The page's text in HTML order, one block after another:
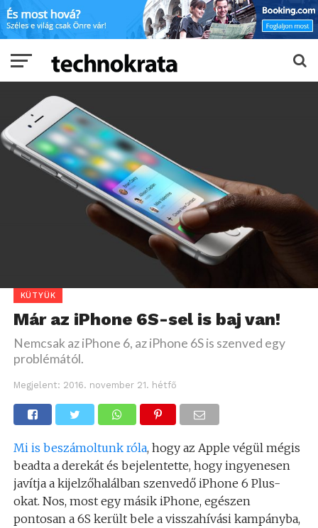
KÜTYÜK
Már az iPhone 6S-sel is baj van!
Nemcsak az iPhone 6, az iPhone 6S is szenved egy
problémától.
Megjelent: 2016. november 21. hétfő
Mi is beszámoltunk róla, hogy az Apple végül mégis
beadta a derekát és bejelentette, hogy ingyenesen
javítja a kijelzőhalálban szenvedő iPhone 6 Plus-
okat. Nos, most egy másik iPhone, egészen
pontosan a 6S került bele a visszahívási kampányba,